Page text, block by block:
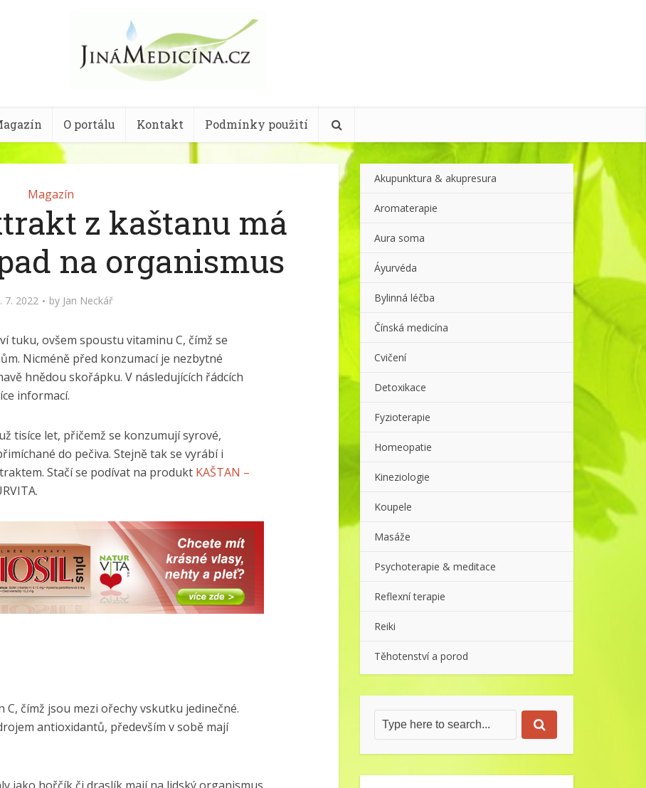
O portálu Kontakt Podmínky použití
Magazín
z kaštanu má
na organismus
7. 2022 by Jan Neckář
tuku, ovšem spoustu vitaminu C, čímž se
Nicméně před konzumací je nezbytné
hnědou skořápku. V následujících řádcích
informací.
tisíce let, přičemž se konzumují syrové,
do pečiva. Stejně tak se vyrábí i
Stačí se podívat na produkt KAŠTAN –
čímž jsou mezi ořechy vskutku jedinečné.
antioxidantů, především v sobě mají
Akupunktura & akupresura
Aromaterapie
Aura soma
Áyurvéda
Bylinná léčba
Čínská medicína
Cvičení
Detoxikace
Fyzioterapie
Homeopatie
Kineziologie
Koupele
Masáže
Psychoterapie & meditace
Reflexní terapie
Reiki
Těhotenství a porod